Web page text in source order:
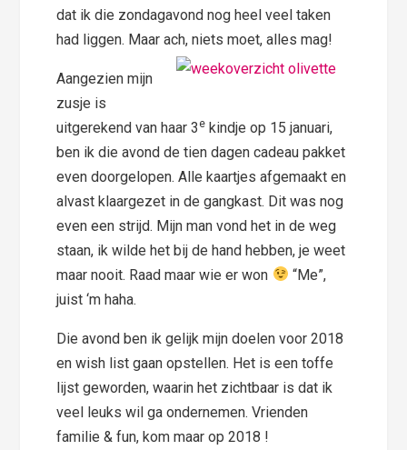
dat ik die zondagavond nog heel veel taken
had liggen. Maar ach, niets moet, alles mag!
Aangezien mijn
zusje is
uitgerekend van haar 3 e kindje op 15 januari,
ben ik die avond de tien dagen cadeau pakket
even doorgelopen. Alle kaartjes afgemaakt en
alvast klaargezet in de gangkast. Dit was nog
even een strijd. Mijn man vond het in de weg
staan, ik wilde het bij de hand hebben, je weet
maar nooit. Raad maar wie er won
“Me”,
juist ‘m haha.
Die avond ben ik gelijk mijn doelen voor 2018
en wish list gaan opstellen. Het is een toffe
lijst geworden, waarin het zichtbaar is dat ik
veel leuks wil ga ondernemen. Vrienden
familie & fun, kom maar op 2018 !